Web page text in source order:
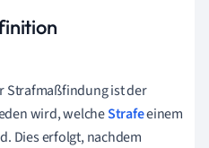
Strafmaßfindung ist der
wird, welcheStrafeeinem
Dies erfolgt, nachdem